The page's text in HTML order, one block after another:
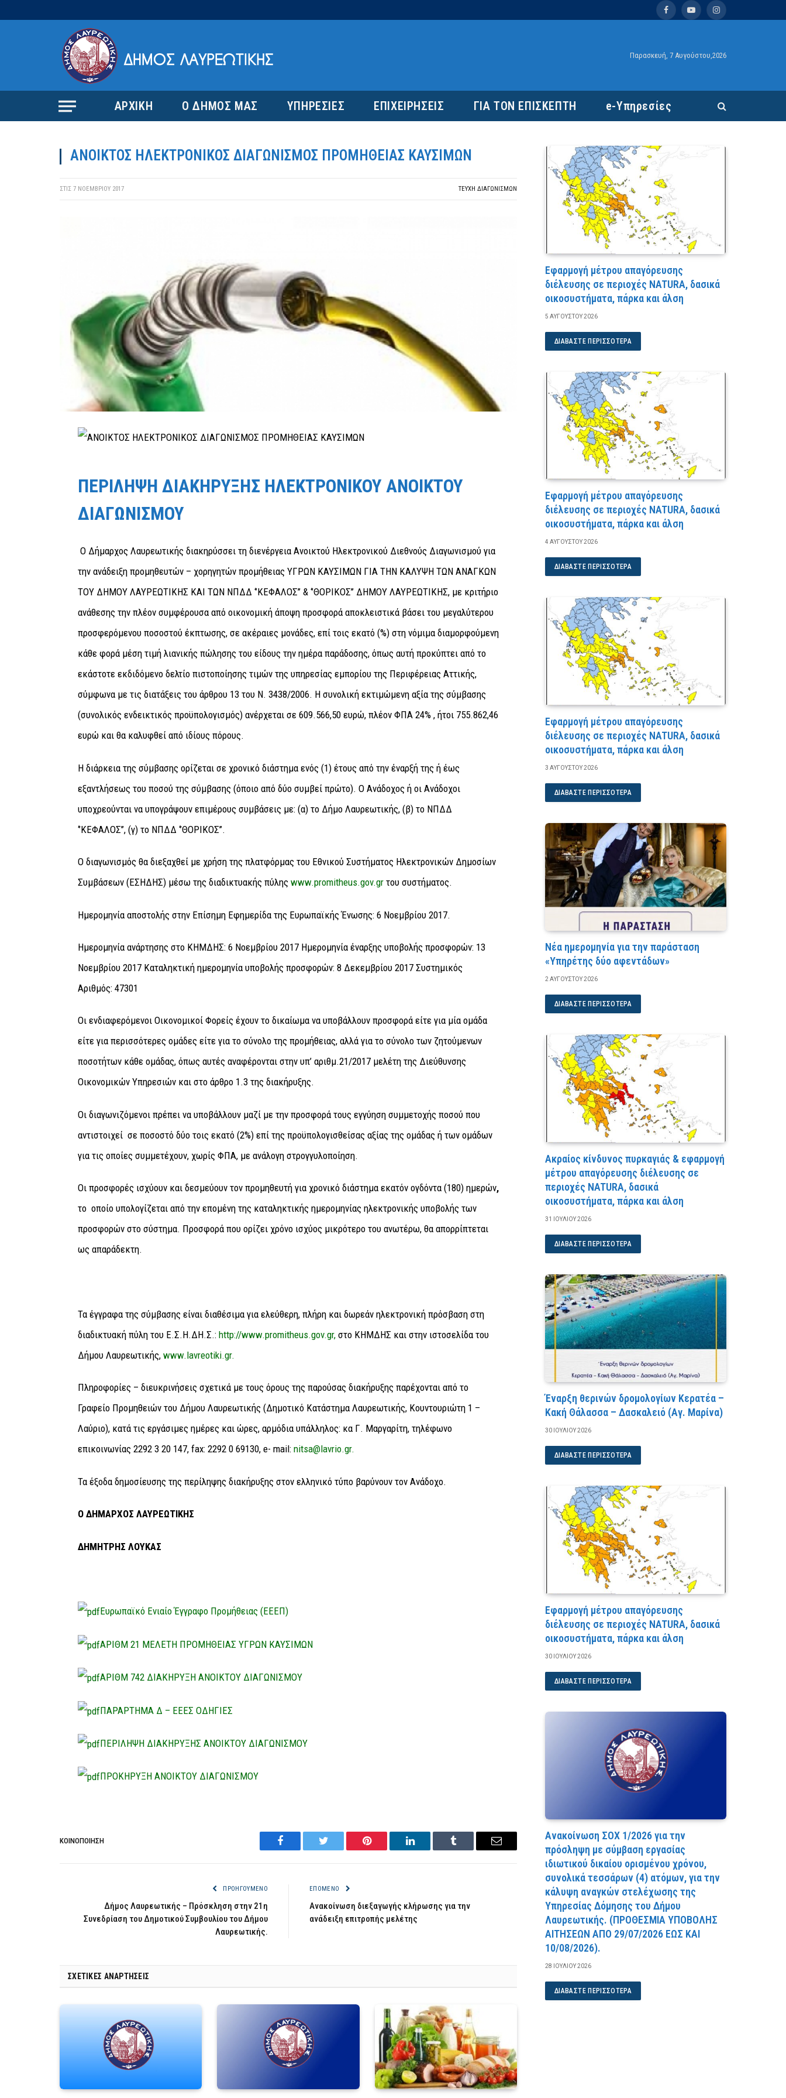
FacebookYouTubeInstagram
Παρασκευή, 7 Αυγούστου,2026
ΑΡΧΙΚΗ Ο ΔΗΜΟΣ ΜΑΣ ΥΠΗΡΕΣΙΕΣ ΕΠΙΧΕΙΡΗΣΕΙΣ ΓΙΑ ΤΟΝ ΕΠΙΣΚΕΠΤΗ e-Υπηρεσίες
ΑΝΟΙΚΤΟΣ ΗΛΕΚΤΡΟΝΙΚΟΣ ΔΙΑΓΩΝΙΣΜΟΣ ΠΡΟΜΗΘΕΙΑΣ ΚΑΥΣΙΜΩΝ
ΣΤΙΣ 7 ΝΟΕΜΒΡΊΟΥ 2017 ΤΕΎΧΗ ΔΙΑΓΩΝΙΣΜΏΝ
ΠΕΡΙΛΗΨΗ ΔΙΑΚΗΡΥΞΗΣ ΗΛΕΚΤΡΟΝΙΚΟΥ ΑΝΟΙΚΤΟΥ
ΔΙΑΓΩΝΙΣΜΟΥ
Ο Δήμαρχος Λαυρεωτικής διακηρύσσει τη διενέργεια Ανοικτού Ηλεκτρονικού Διεθνούς Διαγωνισμού για
την ανάδειξη προμηθευτών – χορηγητών προμήθειας ΥΓΡΩΝ ΚΑΥΣΙΜΩΝ ΓΙΑ ΤΗΝ ΚΑΛΥΨΗ ΤΩΝ ΑΝΑΓΚΩΝ
ΤΟΥ ΔΗΜΟΥ ΛΑΥΡΕΩΤΙΚΗΣ ΚΑΙ ΤΩΝ ΝΠΔΔ ‘’ΚΕΦΑΛΟΣ’’ & ‘’ΘΟΡΙΚΟΣ’’ ΔΗΜΟΥ ΛΑΥΡΕΩΤΙΚΗΣ, με κριτήριο
ανάθεσης την πλέον συμφέρουσα από οικονομική άποψη προσφορά αποκλειστικά βάσει του μεγαλύτερου
προσφερόμενου ποσοστού έκπτωσης, σε ακέραιες μονάδες, επί τοις εκατό (%) στη νόμιμα διαμορφούμενη
κάθε φορά μέση τιμή λιανικής πώλησης του είδους την ημέρα παράδοσης, όπως αυτή προκύπτει από το
εκάστοτε εκδιδόμενο δελτίο πιστοποίησης τιμών της υπηρεσίας εμπορίου της Περιφέρειας Αττικής,
σύμφωνα με τις διατάξεις του άρθρου 13 του Ν. 3438/2006. Η συνολική εκτιμώμενη αξία της σύμβασης
(συνολικός ενδεικτικός προϋπολογισμός) ανέρχεται σε 609.566,50 ευρώ, πλέον ΦΠΑ 24% , ήτοι 755.862,46
ευρώ και θα καλυφθεί από ιδίους πόρους.
Η διάρκεια της σύμβασης ορίζεται σε χρονικό διάστημα ενός (1) έτους από την έναρξή της ή έως
εξαντλήσεως του ποσού της σύμβασης (όποιο από δύο συμβεί πρώτο). Ο Ανάδοχος ή οι Ανάδοχοι
υποχρεούνται να υπογράψουν επιμέρους συμβάσεις με: (α) το Δήμο Λαυρεωτικής, (β) το ΝΠΔΔ
‘’ΚΕΦΑΛΟΣ’’, (γ) το ΝΠΔΔ ‘’ΘΟΡΙΚΟΣ’’.
Ο διαγωνισμός θα διεξαχθεί με χρήση της πλατφόρμας του Εθνικού Συστήματος Ηλεκτρονικών Δημοσίων
Συμβάσεων (ΕΣΗΔΗΣ) μέσω της διαδικτυακής πύλης www.promitheus.gov.gr του συστήματος.
Ημερομηνία αποστολής στην Επίσημη Εφημερίδα της Ευρωπαϊκής Ένωσης: 6 Νοεμβρίου 2017.
Ημερομηνία ανάρτησης στο ΚΗΜΔΗΣ: 6 Νοεμβρίου 2017 Ημερομηνία έναρξης υποβολής προσφορών: 13
Νοεμβρίου 2017 Καταληκτική ημερομηνία υποβολής προσφορών: 8 Δεκεμβρίου 2017 Συστημικός
Αριθμός: 47301
Οι ενδιαφερόμενοι Οικονομικοί Φορείς έχουν το δικαίωμα να υποβάλλουν προσφορά είτε για μία ομάδα
είτε για περισσότερες ομάδες είτε για το σύνολο της προμήθειας, αλλά για το σύνολο των ζητούμενων
ποσοτήτων κάθε ομάδας, όπως αυτές αναφέρονται στην υπ’ αριθμ.21/2017 μελέτη της Διεύθυνσης
Οικονομικών Υπηρεσιών και στο άρθρο 1.3 της διακήρυξης.
Οι διαγωνιζόμενοι πρέπει να υποβάλλουν μαζί με την προσφορά τους εγγύηση συμμετοχής ποσού που
αντιστοιχεί σε ποσοστό δύο τοις εκατό (2%) επί της προϋπολογισθείσας αξίας της ομάδας ή των ομάδων
για τις οποίες συμμετέχουν, χωρίς ΦΠΑ, με ανάλογη στρογγυλοποίηση.
Οι προσφορές ισχύουν και δεσμεύουν τον προμηθευτή για χρονικό διάστημα εκατόν ογδόντα (180) ημερών,
το οποίο υπολογίζεται από την επομένη της καταληκτικής ημερομηνίας ηλεκτρονικής υποβολής των
προσφορών στο σύστημα. Προσφορά που ορίζει χρόνο ισχύος μικρότερο του ανωτέρω, θα απορρίπτεται
ως απαράδεκτη.
Τα έγγραφα της σύμβασης είναι διαθέσιμα για ελεύθερη, πλήρη και δωρεάν ηλεκτρονική πρόσβαση στη
διαδικτυακή πύλη του Ε.Σ.Η.ΔΗ.Σ.: http://www.promitheus.gov.gr,στο ΚΗΜΔΗΣ και στην ιστοσελίδα του
Δήμου Λαυρεωτικής, www.lavreotiki.gr.
Πληροφορίες – διευκρινήσεις σχετικά με τους όρους της παρούσας διακήρυξης παρέχονται από το
Γραφείο Προμηθειών του Δήμου Λαυρεωτικής (Δημοτικό Κατάστημα Λαυρεωτικής, Κουντουριώτη 1 –
Λαύριο), κατά τις εργάσιμες ημέρες και ώρες, αρμόδια υπάλληλος: κα Γ. Μαργαρίτη, τηλέφωνο
επικοινωνίας 2292 3 20 147, fax: 2292 0 69130, e- mail: nitsa@lavrio.gr.
Τα έξοδα δημοσίευσης της περίληψης διακήρυξης στον ελληνικό τύπο βαρύνουν τον Ανάδοχο.
Ο ΔΗΜΑΡΧΟΣ ΛΑΥΡΕΩΤΙΚΗΣ
ΔΗΜΗΤΡΗΣ ΛΟΥΚΑΣ
Ευρωπαϊκό Ενιαίο Έγγραφο Προμήθειας (ΕΕΕΠ)
ΑΡΙΘΜ 21 ΜΕΛΕΤΗ ΠΡΟΜΗΘΕΙΑΣ ΥΓΡΩΝ ΚΑΥΣΙΜΩΝ
ΑΡΙΘΜ 742 ΔΙΑΚΗΡΥΞΗ ΑΝΟΙΚΤΟΥ ΔΙΑΓΩΝΙΣΜΟΥ
ΠΑΡΑΡΤΗΜΑ Δ – ΕΕΕΣ ΟΔΗΓΙΕΣ
ΠΕΡΙΛΗΨΗ ΔΙΑΚΗΡΥΞΗΣ ΑΝΟΙΚΤΟΥ ΔΙΑΓΩΝΙΣΜΟΥ
ΠΡΟΚΗΡΥΞΗ ΑΝΟΙΚΤΟΥ ΔΙΑΓΩΝΙΣΜΟΥ
ΚΟΙΝΟΠΟΊΗΣΗ
Facebook Twitter Pinterest LinkedIn Tumblr Email
ΠΡΟΗΓΟΎΜΕΝΟ
Δήμος Λαυρεωτικής – Πρόσκληση στην 21η
Συνεδρίαση του Δημοτικού Συμβουλίου του Δήμου
Λαυρεωτικής.
ΕΠΌΜΕΝΟ
Ανακοίνωση διεξαγωγής κλήρωσης για την
ανάδειξη επιτροπής μελέτης
ΣΧΕΤΙΚΈΣ ΑΝΑΡΤΉΣΕΙΣ
Εφαρμογή μέτρου απαγόρευσης
διέλευσης σε περιοχές NATURA, δασικά
οικοσυστήματα, πάρκα και άλση
5 ΑΥΓΟΎΣΤΟΥ 2026
ΔΙΑΒΆΣΤΕ ΠΕΡΙΣΣΌΤΕΡΑ
Εφαρμογή μέτρου απαγόρευσης
διέλευσης σε περιοχές NATURA, δασικά
οικοσυστήματα, πάρκα και άλση
4 ΑΥΓΟΎΣΤΟΥ 2026
ΔΙΑΒΆΣΤΕ ΠΕΡΙΣΣΌΤΕΡΑ
Εφαρμογή μέτρου απαγόρευσης
διέλευσης σε περιοχές NATURA, δασικά
οικοσυστήματα, πάρκα και άλση
3 ΑΥΓΟΎΣΤΟΥ 2026
ΔΙΑΒΆΣΤΕ ΠΕΡΙΣΣΌΤΕΡΑ
Νέα ημερομηνία για την παράσταση
«Υπηρέτης δύο αφεντάδων»
2 ΑΥΓΟΎΣΤΟΥ 2026
ΔΙΑΒΆΣΤΕ ΠΕΡΙΣΣΌΤΕΡΑ
Ακραίος κίνδυνος πυρκαγιάς & εφαρμογή
μέτρου απαγόρευσης διέλευσης σε
περιοχές NATURA, δασικά
οικοσυστήματα, πάρκα και άλση
31 ΙΟΥΛΊΟΥ 2026
ΔΙΑΒΆΣΤΕ ΠΕΡΙΣΣΌΤΕΡΑ
Έναρξη θερινών δρομολογίων Κερατέα –
Κακή Θάλασσα – Δασκαλειό (Αγ. Μαρίνα)
30 ΙΟΥΛΊΟΥ 2026
ΔΙΑΒΆΣΤΕ ΠΕΡΙΣΣΌΤΕΡΑ
Εφαρμογή μέτρου απαγόρευσης
διέλευσης σε περιοχές NATURA, δασικά
οικοσυστήματα, πάρκα και άλση
30 ΙΟΥΛΊΟΥ 2026
ΔΙΑΒΆΣΤΕ ΠΕΡΙΣΣΌΤΕΡΑ
Ανακοίνωση ΣΟΧ 1/2026 για την
πρόσληψη με σύμβαση εργασίας
ιδιωτικού δικαίου ορισμένου χρόνου,
συνολικά τεσσάρων (4) ατόμων, για την
κάλυψη αναγκών στελέχωσης της
Υπηρεσίας Δόμησης του Δήμου
Λαυρεωτικής. (ΠPOΘEΣMIA YΠOBOΛHΣ
AITHΣEΩN AΠO 29/07/2026 EΩΣ KAI
10/08/2026).
28 ΙΟΥΛΊΟΥ 2026
ΔΙΑΒΆΣΤΕ ΠΕΡΙΣΣΌΤΕΡΑ